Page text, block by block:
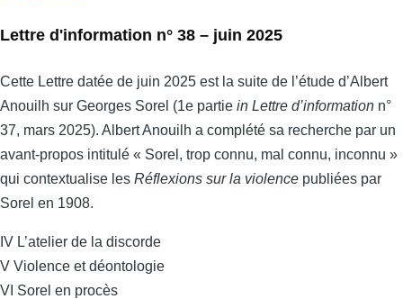
Lettre d'information n° 38 – juin 2025
Cette Lettre datée de juin 2025 est la suite de l’étude d’Albert
Anouilh sur Georges Sorel (1e partie in Lettre d’information n°
37, mars 2025). Albert Anouilh a complété sa recherche par un
avant-propos intitulé « Sorel, trop connu, mal connu, inconnu »
qui contextualise les Réflexions sur la violence publiées par
Sorel en 1908.
IV L’atelier de la discorde
V Violence et déontologie
VI Sorel en procès